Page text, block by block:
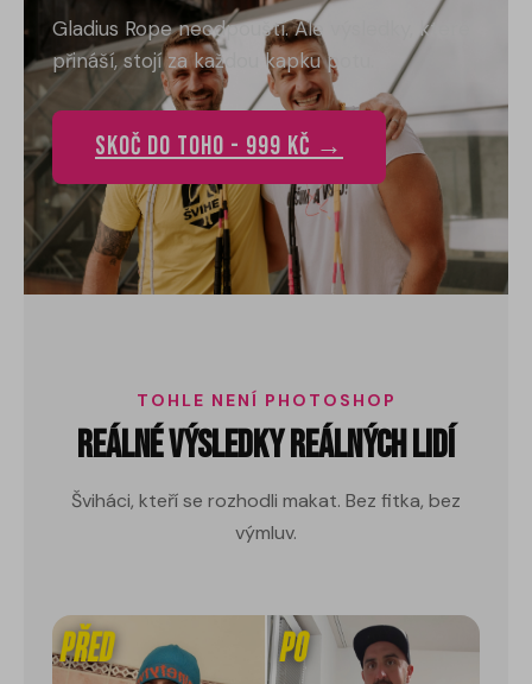
Gladius Rope neodpouští. Ale výsledky, které
přináší, stojí za každou kapku potu.
Skoč do toho - 999 Kč →
TOHLE NENÍ PHOTOSHOP
Reálné výsledky reálných lidí
Šviháci, kteří se rozhodli makat. Bez fitka, bez
výmluv.